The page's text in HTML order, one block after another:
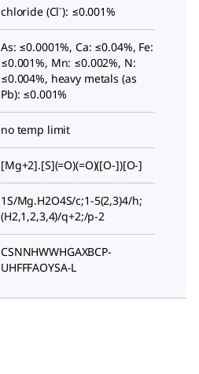
chloride (Cl-): ≤0.001%
As: ≤0.0001%, Ca: ≤0.04%, Fe:
≤0.001%, Mn: ≤0.002%, N:
≤0.004%, heavy metals (as
Pb): ≤0.001%
no temp limit
[Mg+2].[S](=O)(=O)([O-])[O-]
1S/Mg.H2O4S/c;1-5(2,3)4/h;
(H2,1,2,3,4)/q+2;/p-2
CSNNHWWHGAXBCP-
UHFFFAOYSA-L